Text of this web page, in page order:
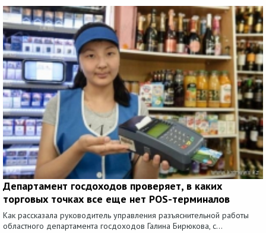
Департамент госдоходов проверяет, в каких
торговых точках все еще нет POS-терминалов
Как рассказала руководитель управления разъяснительной работы
областного департамента госдоходов Галина Бирюкова, с...